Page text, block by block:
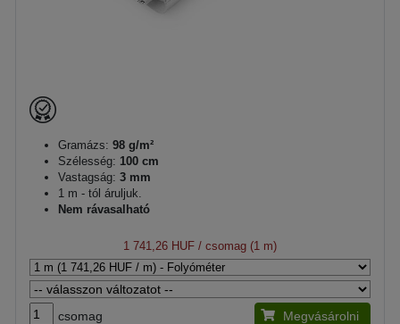
Gramázs: 98 g/m²
Szélesség: 100 cm
Vastagság: 3 mm
1 m - tól áruljuk.
Nem rávasalható
1 741,26 HUF / csomag (1 m)
csomag Megvásárolni